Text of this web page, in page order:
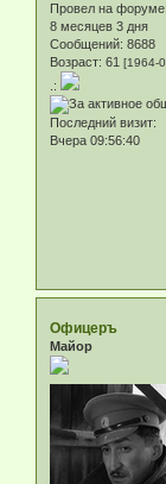
Провел на форуме:
8 месяцев 3 дня
Сообщений: 8688
Возраст: 61 [1964-
.:
Последний визит:
Вчера 09:56:40
Офицеръ
Майор